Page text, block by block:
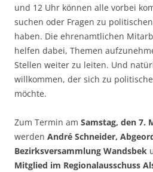
und 12 Uhr können alle vorbei
suchen oder Fragen zu
haben. Die ehrenamtlichen
helfen dabei, Themen
Stellen weiter zu leiten. Und
willkommen, der sich zu
möchte.
Zum Termin am Samstag, den 7.
werden André Schneider,
Bezirksversammlung Wandsbek
Mitglied im Regionalausschuss